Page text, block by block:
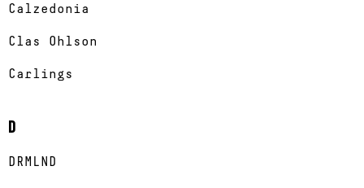
Calzedonia
Clas Ohlson
Carlings
D
DRMLND